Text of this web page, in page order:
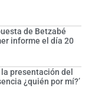
de Betzabé
informe el día 20
presentación del
¿quién por mí?’